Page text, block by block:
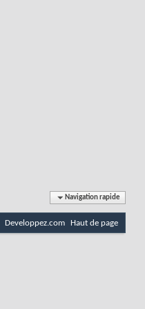
Navigation rapide
Developpez.com Haut de page